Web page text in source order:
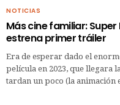
NOTICIAS
Más cine familiar:
estrena primer tráiler
Era de esperar dado el
película en 2023, que llegara
tardan un poco (la animación